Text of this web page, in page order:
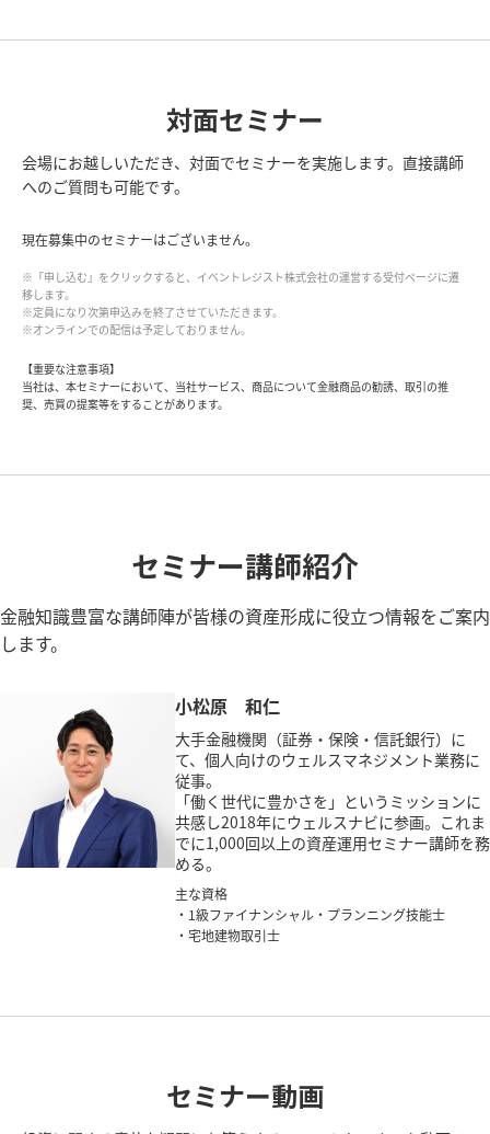
対面セミナー
会場にお越しいただき、対面でセミナーを実施します。直接講師
へのご質問も可能です。
現在募集中のセミナーはございません。
※「申し込む」をクリックすると、イベントレジスト株式会社の運営する受付ページに遷
移します。
※定員になり次第申込みを終了させていただきます。
※オンラインでの配信は予定しておりません。
【重要な注意事項】
当社は、本セミナーにおいて、当社サービス、商品について金融商品の勧誘、取引の推
奨、売買の提案等をすることがあります。
セミナー講師紹介
金融知識豊富な講師陣が皆様の資産形成に役立つ情報をご案内
します。
小松原 和仁
大手金融機関（証券・保険・信託銀行）に
て、個人向けのウェルスマネジメント業務に
従事。
「働く世代に豊かさを」というミッションに
共感し2018年にウェルスナビに参画。これま
でに1,000回以上の資産運用セミナー講師を務
める。
主な資格
・1級ファイナンシャル・プランニング技能士
・宅地建物取引士
セミナー動画